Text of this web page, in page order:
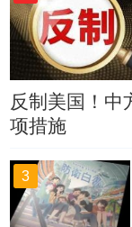
反制美国！中
项措施
3